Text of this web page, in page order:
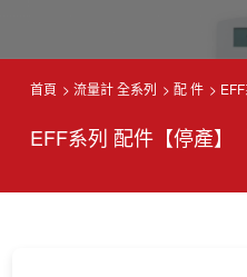
首頁 流量計 全系列 配 件
EFF系列 配件【停產】